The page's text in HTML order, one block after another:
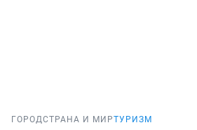
ГОРОДСТРАНА И МИРТУРИЗМ